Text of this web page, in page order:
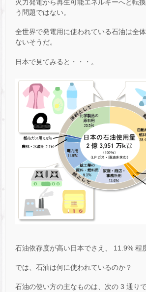
火力発電から再生可能エネルギーへと転
う問題ではない。
全世界で発電用に使われている石油は全
ないそうだ。
日本で見てみると・・・。
石油依存度が高い日本でさえ、 11.9% 程
では、石油は何に使われているのか？
石油の使い方の主なものは、次の 3 通りで